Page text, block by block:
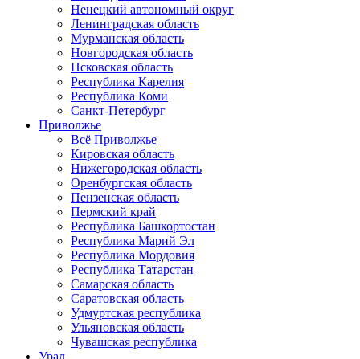
Ненецкий автономный округ
Ленинградская область
Мурманская область
Новгородская область
Псковская область
Республика Карелия
Республика Коми
Санкт-Петербург
Приволжье
Всё Приволжье
Кировская область
Нижегородская область
Оренбургская область
Пензенская область
Пермский край
Республика Башкортостан
Республика Марий Эл
Республика Мордовия
Республика Татарстан
Самарская область
Саратовская область
Удмуртская республика
Ульяновская область
Чувашская республика
Урал